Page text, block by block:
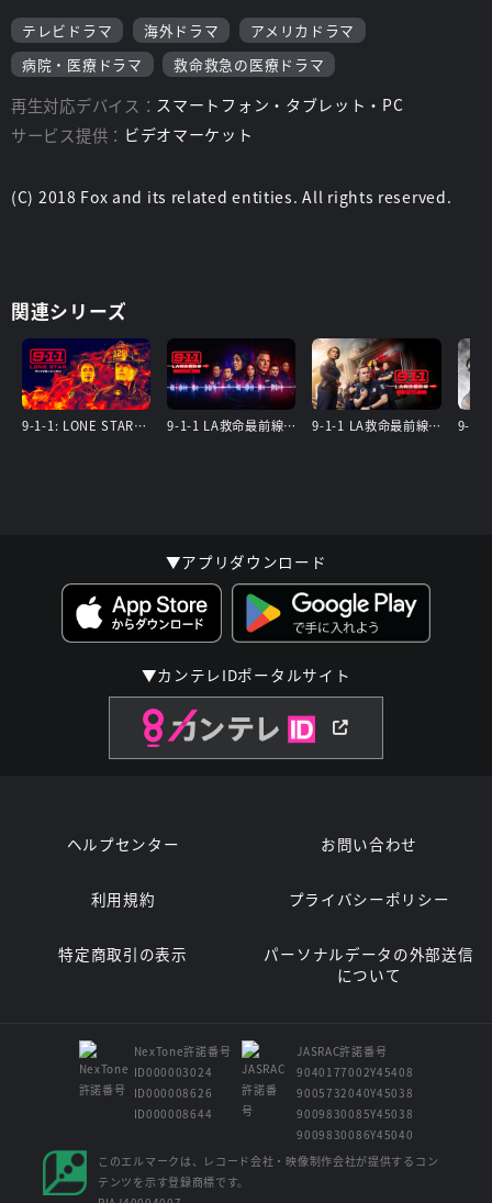
テレビドラマ 海外ドラマ
アメリカドラマ
病院・医療ドラマ
救命救急の医療ドラマ
再生対応デバイス： スマートフォン・タブレット・PC
サービス提供： ビデオマーケット
(C) 2018 Fox and its related entities. All rights reserved.
関連シリーズ
9-1-1: LONE STAR ファイナル・シーズン 9-1-1 LA救命最前線 シーズン8 9-1-1 LA救命最前線 シーズン7
▼アプリダウンロード
▼カンテレIDポータルサイト
ヘルプセンター お問い合わせ
利用規約 プライバシーポリシー
特定商取引の表示
パーソナルデータの外部送信
について
NexTone許諾番号
ID000003024
ID000008626
ID000008644
JASRAC許諾番号
9040177002Y45408
9005732040Y45038
9009830085Y45038
9009830086Y45040
このエルマークは、レコード会社・映像制作会社が提供するコン
テンツを示す登録商標です。